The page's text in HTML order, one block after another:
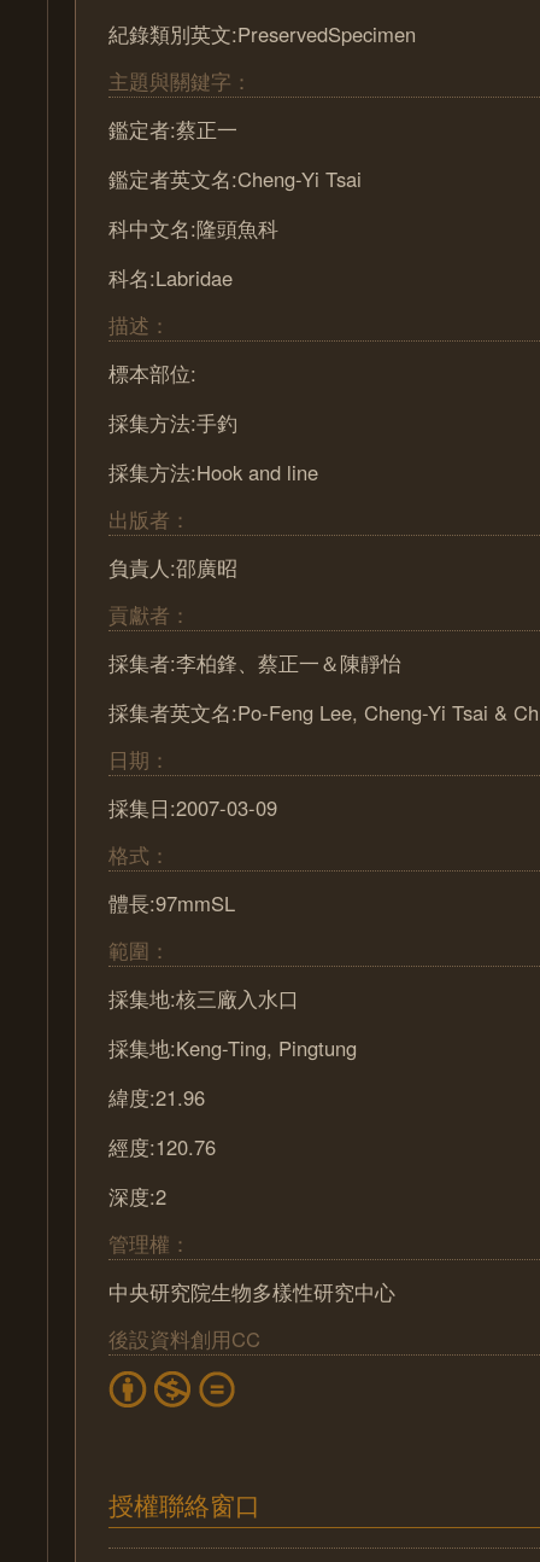
紀錄類別英文:PreservedSpecimen
主題與關鍵字：
鑑定者:蔡正一
鑑定者英文名:Cheng-Yi Tsai
科中文名:隆頭魚科
科名:Labridae
描述：
標本部位:
採集方法:手釣
採集方法:Hook and line
出版者：
負責人:邵廣昭
貢獻者：
採集者:李柏鋒、蔡正一＆陳靜怡
採集者英文名:Po-Feng Lee, Cheng-Yi Tsai &
日期：
採集日:2007-03-09
格式：
體長:97mmSL
範圍：
採集地:核三廠入水口
採集地:Keng-Ting, Pingtung
緯度:21.96
經度:120.76
深度:2
管理權：
中央研究院生物多樣性研究中心
後設資料創用CC
授權聯絡窗口